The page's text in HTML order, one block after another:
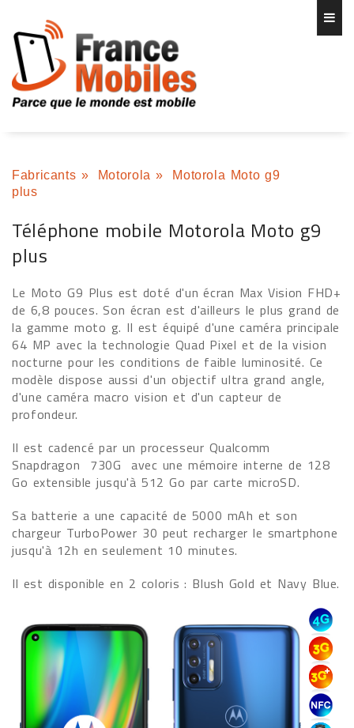
Fabricants » Motorola »
Motorola Moto g9
plus
Téléphone mobile Motorola Moto g9
plus
Le Moto G9 Plus est doté d'un écran Max Vision FHD+
de 6,8 pouces. Son écran est d'ailleurs le plus grand de
la gamme moto g. Il est équipé d'une caméra principale
64 MP avec la technologie Quad Pixel et de la vision
nocturne pour les conditions de faible luminosité. Ce
modèle dispose aussi d'un objectif ultra grand angle,
d'une caméra macro vision et d'un capteur de
profondeur.
Il est cadencé par un processeur Qualcomm
Snapdragon 730G avec une mémoire interne de 128
Go extensible jusqu'à 512 Go par carte microSD.
Sa batterie a une capacité de 5000 mAh et son
chargeur TurboPower 30 peut recharger le smartphone
jusqu'à 12h en seulement 10 minutes.
Il est disponible en 2 coloris : Blush Gold et Navy Blue.